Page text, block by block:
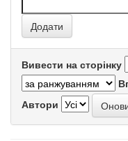
Вивести на сторінку
Автори